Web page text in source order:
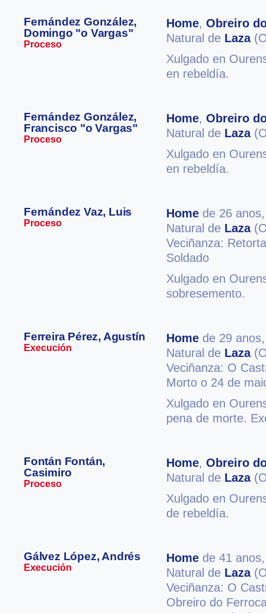
Fernández González,
Domingo "o Vargas"
Proceso
Home, Obreiro
Natural de Laza
Xulgado en
en rebeldía.
Fernández González,
Francisco "o Vargas"
Proceso
Home, Obreiro
Natural de Laza
Xulgado en
en rebeldía.
Fernández Vaz, Luis
Proceso
Home de 26
Natural de Laza
Veciñanza:
Soldado
Xulgado en
sobresemento.
Ferreira Pérez, Agustín
Execución
Home de 29
Natural de Laza
Veciñanza: O
Morto o 24 de
Xulgado en
pena de morte.
Fontán Fontán,
Casimiro
Proceso
Home, Obreiro
Natural de Laza
Xulgado en
de rebeldía.
Gálvez López, Andrés
Execución
Home de 41
Natural de Laza
Veciñanza: O
Obreiro do